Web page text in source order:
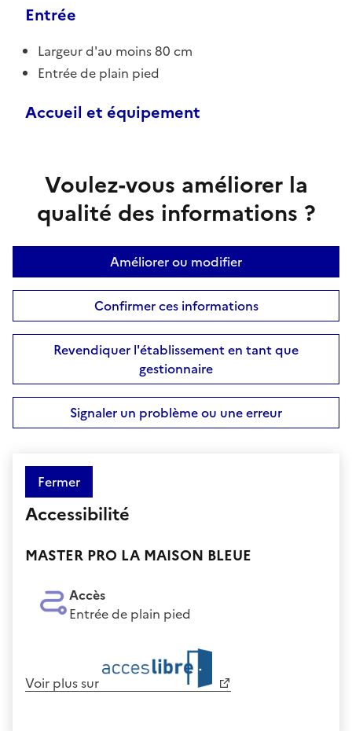
Entrée
Largeur d'au moins 80 cm
Entrée de plain pied
Accueil et équipement
Voulez-vous améliorer la
qualité des informations ?
Améliorer ou modifier
Confirmer ces informations
Revendiquer l'établissement en tant que
gestionnaire
Signaler un problème ou une erreur
Fermer
Accessibilité
MASTER PRO LA MAISON BLEUE
Accès
Entrée de plain pied
Voir plus sur